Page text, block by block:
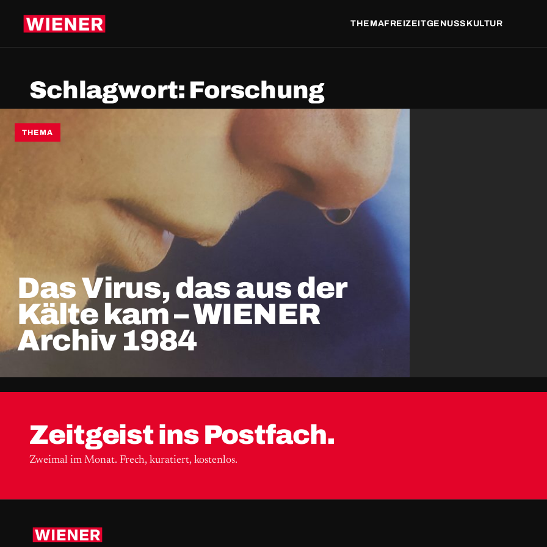
THEMAFREIZEITGENUSS KULTUR
Schlagwort: Forschung
THEMA
Das Virus, das aus der
Kälte kam – WIENER
Archiv 1984
Zeitgeist ins Postfach.
Zweimal im Monat. Frech, kuratiert, kostenlos.